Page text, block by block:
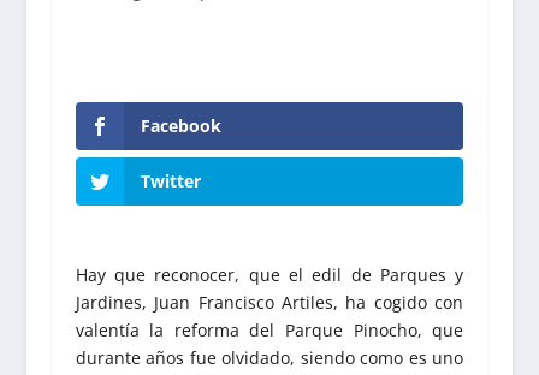
Facebook
Twitter
Hay que reconocer, que el edil de Parques y
Jardines, Juan Francisco Artiles, ha cogido con
valentía la reforma del Parque Pinocho, que
durante años fue olvidado, siendo como es uno